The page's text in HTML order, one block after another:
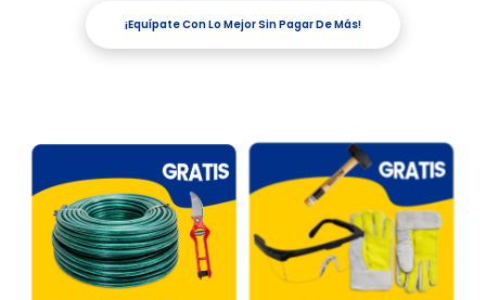
¡Equípate Con Lo Mejor Sin Pagar De Más!